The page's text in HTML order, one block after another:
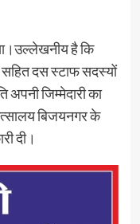
है कि
सहित दस स्टाफ सदस्यों
जिम्मेदारी का
बिजयनगर के
दी।